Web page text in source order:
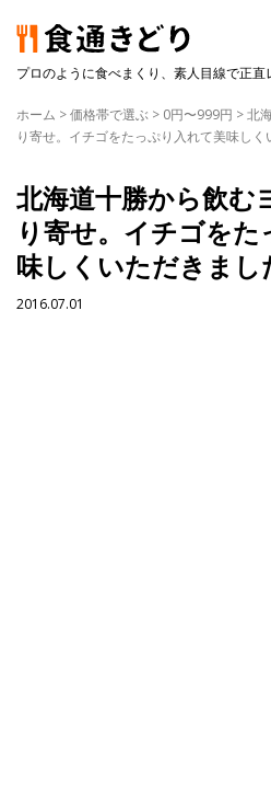
プロのように食べまくり、素人目線で正直
ホーム >価格帯で選ぶ > 0円〜999円 >北
り寄せ。イチゴをたっぷり入れて美味しく
北海道十勝から飲む
り寄せ。イチゴを
味しくいただきまし
2016.07.01